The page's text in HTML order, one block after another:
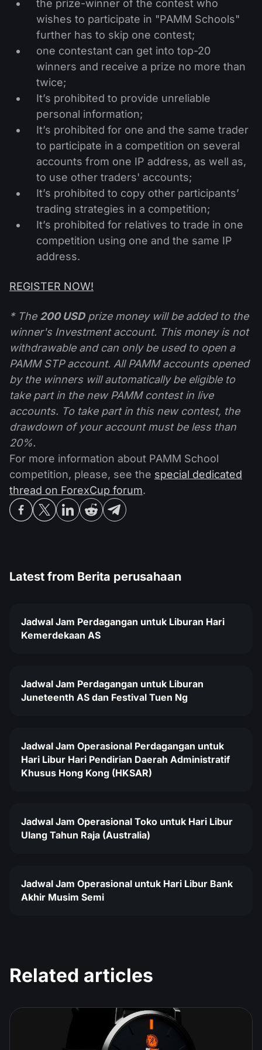
PAMM ECN
Master dan Follower
Kontes Forex
ETF
Mata uang kripto
Kalender Dividen
Forum Forex
Bantuan
Apa itu Trading CFD?
Apa itu Trading ECN?
Apa itu Broker Forex?
Mengapa Kami?
Hubungi kami
the prize-winner of the contest who
wishes to participate in "PAMM Schools"
further has to skip one contest;
one contestant can get into top-20
winners and receive a prize no more than
twice;
It’s prohibited to provide unreliable
personal information;
It’s prohibited for one and the same trader
to participate in a competition on several
accounts from one IP address, as well as,
to use other traders' accounts;
It’s prohibited to copy other participants’
trading strategies in a competition;
It’s prohibited for relatives to trade in one
competition using one and the same IP
address.
REGISTER NOW!
* The 200 USDprize money will be added to the
winner's Investment account. This money is not
withdrawable and can only be used to open a
PAMM STP account. All PAMM accounts opened
by the winners will automatically be eligible to
take part in the new PAMM contest in live
accounts. To take part in this new contest, the
drawdown of your account must be less than
20%.
For more information about PAMM School
competition, please, see the special dedicated
thread on ForexCup forum.
Latest from Berita perusahaan
Jadwal Jam Perdagangan untuk Liburan Hari
Kemerdekaan AS
Jadwal Jam Perdagangan untuk Liburan
Juneteenth AS dan Festival Tuen Ng
Jadwal Jam Operasional Perdagangan untuk
Hari Libur Hari Pendirian Daerah Administratif
Khusus Hong Kong (HKSAR)
Jadwal Jam Operasional Toko untuk Hari Libur
Ulang Tahun Raja (Australia)
Jadwal Jam Operasional untuk Hari Libur Bank
Akhir Musim Semi
Related articles